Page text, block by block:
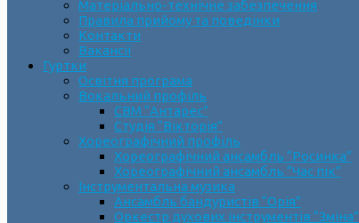
Матеріально-технічне забезпечення
Правила прийому та поведінки
Контакти
Вакансії
Гуртки
Освітня програма
Вокальний профіль
СВМ “Антарес”
Студія “Вікторія”
Хореографічний профіль
Хореографічний ансамбль “Росинка”
Хореографічний ансамбль “Час пік”
Інструментальна музика
Ансамбль бандуристів “Орія”
Оркестр духових інструментів “Зміна”